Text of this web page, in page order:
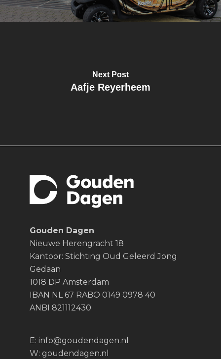
Next Post
Aafje Reyerheem
Gouden Dagen
Nieuwe Herengracht 18
Kantoor: Stichting Oud Geleerd Jong
Gedaan
1018 DP Amsterdam
IBAN NL 67 RABO 0149 0978 40
ANBI 821112430
E: info@goudendagen.nl
W: goudendagen.nl